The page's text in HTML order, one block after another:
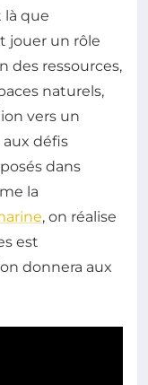
là que
jouer un rôle
des ressources,
naturels,
vers un
aux défis
dans
la
, on réalise
est
donnera aux